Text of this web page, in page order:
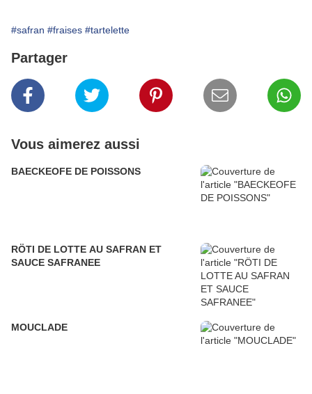
#safran #fraises #tartelette
Partager
Vous aimerez aussi
BAECKEOFE DE POISSONS
RÖTI DE LOTTE AU SAFRAN ET
SAUCE SAFRANEE
MOUCLADE